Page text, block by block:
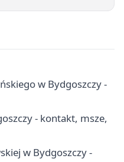
w Bydgoszczy -
- kontakt, msze,
w Bydgoszczy -